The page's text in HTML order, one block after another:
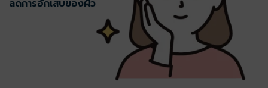
ลดการอักเสบของผิว